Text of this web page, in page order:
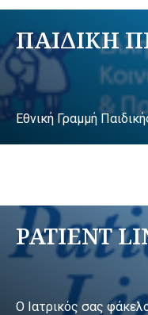
ΠΑΙΔΙΚΗ
Εθνική Γραμμή
PATIENT
Ο Ιατρικός σας